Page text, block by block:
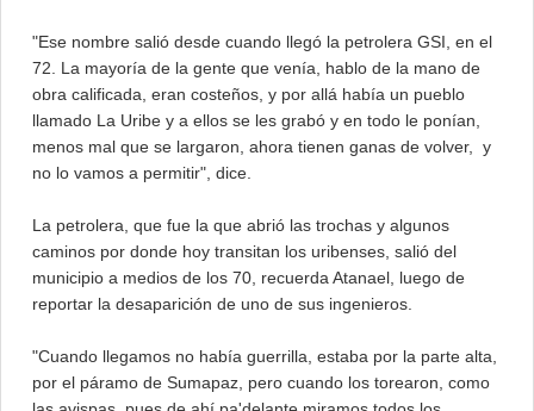
"Ese nombre salió desde cuando llegó la petrolera GSI, en el
72. La mayoría de la gente que venía, hablo de la mano de
obra calificada, eran costeños, y por allá había un pueblo
llamado La Uribe y a ellos se les grabó y en todo le ponían,
menos mal que se largaron, ahora tienen ganas de volver, y
no lo vamos a permitir", dice.
La petrolera, que fue la que abrió las trochas y algunos
caminos por donde hoy transitan los uribenses, salió del
municipio a medios de los 70, recuerda Atanael, luego de
reportar la desaparición de uno de sus ingenieros.
"Cuando llegamos no había guerrilla, estaba por la parte alta,
por el páramo de Sumapaz, pero cuando los torearon, como